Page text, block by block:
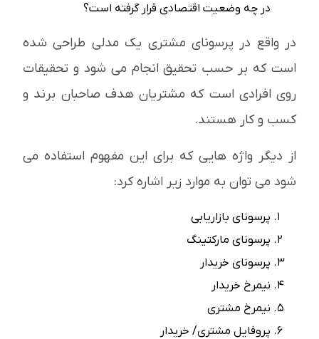
در چه وضعیت اقتصادی قرار گرفته است؟
در واقع در پرسونای مشتری یک مدلی طراحی شده
است که بر حسب تحقیق انجام می شود و تحقیقات
روی افرادی است که مشتریان هدف صاحبان برند و
کسب و کار هستند.
از دیگر واژه هایی که برای این مفهوم استفاده می
شود می توان به موارد زیر اشاره کرد:
پرسونای بازاریابی
پرسونای مارکتینگ
پرسونای خریدار
نیمرخ خریدار
نیمرخ مشتری
پروفایل مشتری/ خریدار